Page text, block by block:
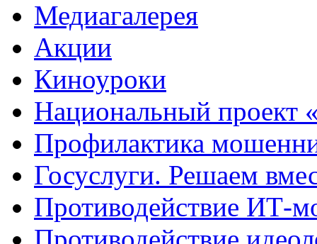
Медиагалерея
Акции
Киноуроки
Национальный проект
Профилактика
Госуслуги. Решаем
Противодействие ИТ-